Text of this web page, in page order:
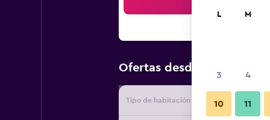
Ofertas desde Oferta
Tipo de habitación
L M
3 4
10 11